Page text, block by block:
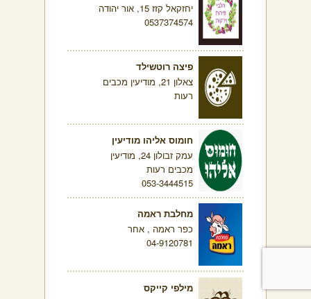
יחזקאל קזז 15, אור יהודה
0537374574
פיצה רוטשילד
צאלון 21, מודיעין מכבים
רעות
חומוס אליהו מודיעין
עמק זבולון 24, מודיעין
מכבים רעות
053-3444515
מחלבת ראמה
כפר ראמה , אחר
04-9120781
מילפי קייקס